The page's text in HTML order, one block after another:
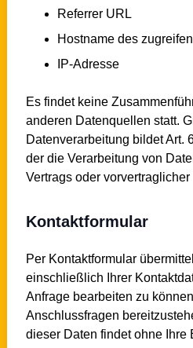
Referrer URL
Hostname des
IP-Adresse
Es findet keine
anderen Datenquellen statt.
Datenverarbeitung bildet Art.
der die Verarbeitung von
Vertrags oder
Kontaktformular
Per Kontaktformular
einschließlich Ihrer
Anfrage bearbeiten zu
Anschlussfragen
dieser Daten findet ohne Ihre